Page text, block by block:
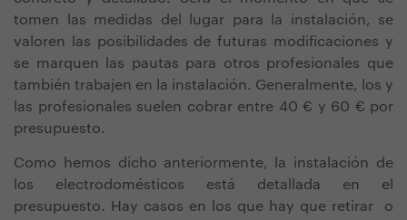
tomen las medidas del lugar para la instalación, se
valoren las posibilidades de futuras modificaciones y
se marquen las pautas para otros profesionales que
también trabajen en la instalación. Generalmente, los y
las profesionales suelen cobrar entre 40 € y 60 € por
presupuesto.
Como hemos dicho anteriormente, la instalación de
los electrodomésticos está detallada en el
presupuesto. Hay casos en los que hay que retirar o